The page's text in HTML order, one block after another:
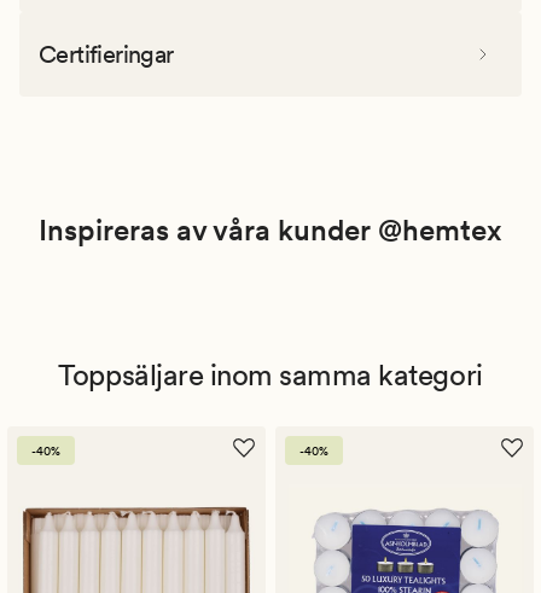
Certifieringar
Inspireras av våra kunder @hemtex
Toppsäljare inom samma kategori
-40% -40%